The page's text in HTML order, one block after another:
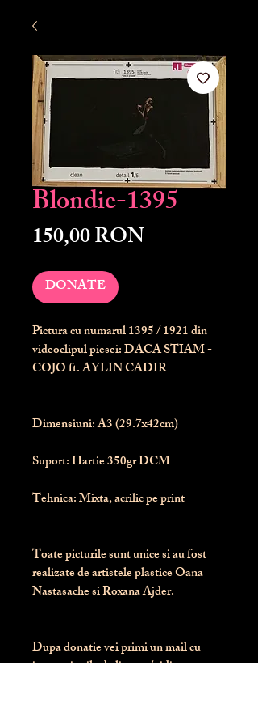
Blondie-1395
150,00 RONPreț
DONATE
Pictura cu numarul1395/ 1921 din
videoclipul piesei: DACA STIAM -
COJO ft. AYLIN CADIR
Dimensiuni: A3 (29.7x42cm)
Suport: Hartie 350gr DCM
Tehnica: Mixta, acrilic pe print
Toate picturile sunt unice si au fost
realizate de artistele plastice Oana
Nastasache si Roxana Ajder.
Dupa donatie vei primi un mail cu
instructiunile de livrare / ridicare.